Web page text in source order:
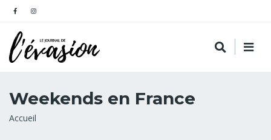
Weekends en France
Fil
Accueil